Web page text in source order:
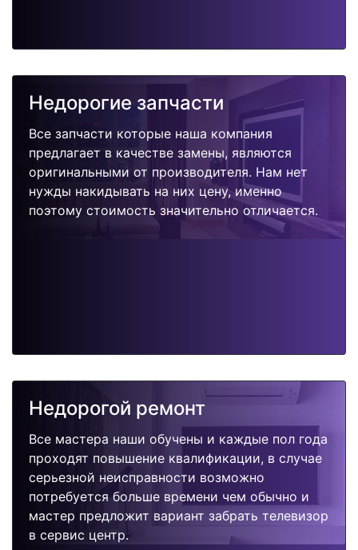
Недорогие запчасти
Все запчасти которые наша компания
предлагает в качестве замены, являются
оригинальными от производителя. Нам нет
нужды накидывать на них цену, именно
поэтому стоимость значительно отличается.
Недорогой ремонт
Все мастера наши обучены и каждые пол года
проходят повышение квалификации, в случае
серьезной неисправности возможно
потребуется больше времени чем обычно и
мастер предложит вариант забрать телевизор
в сервис центр.